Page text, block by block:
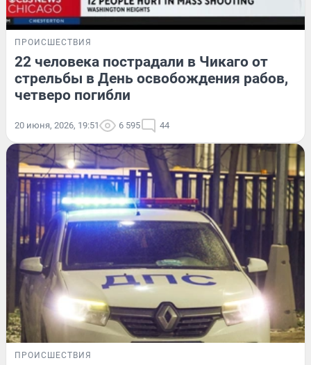
ПРОИСШЕСТВИЯ
22 человека пострадали в Чикаго от
стрельбы в День освобождения рабов,
четверо погибли
20 июня, 2026, 19:51 6 595 44
ПРОИСШЕСТВИЯ